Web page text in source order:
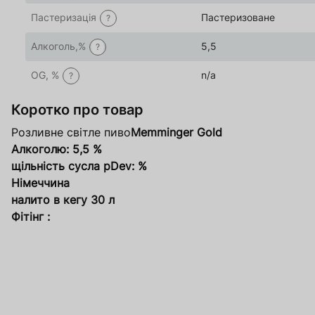
Пастеризація ? Пастеризоване
Алкоголь,% ? 5,5
OG, % ? n/a
Коротко про товар
Розливне світле пивоMemminger Gold
Алкоголю: 5,5 %
щільність сусла pDev: %
Німеччина
налито в кегу 30 л
Фітінг :